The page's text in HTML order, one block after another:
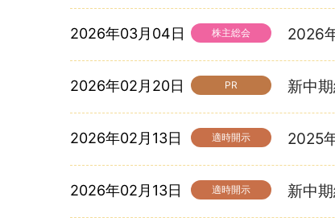
2026年03月04日 株主総会 2026
2026年02月20日 PR 新中
2026年02月13日 適時開示 2025
2026年02月13日 適時開示 新中